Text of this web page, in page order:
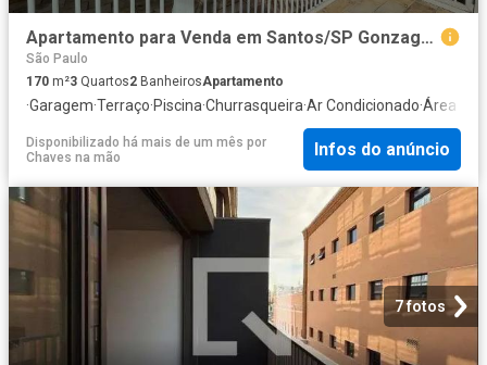
Apartamento para Venda em Santos/SP Gonzaga 3 Quartos
São Paulo
170 m²3 Quartos2 BanheirosApartamento
·Garagem·Terraço·Piscina·Churrasqueira·Ar Condicionado·Área de
Disponibilizado há mais de um mês por
Chaves na mão
Infos do anúncio
7 fotos